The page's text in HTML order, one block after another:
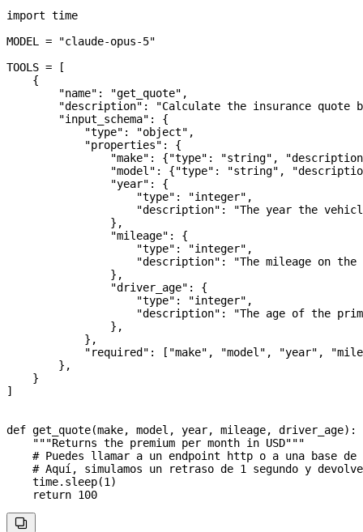
import time
MODEL
= "claude-opus-5"
TOOLS = [
    {
        "name"
: "get_quote" ,
        "description"
:
"Calculate the insurance quote
        "input_schema"
: {
            "type"
: "object" ,
            "properties"
: {
                "make"
: {"type" : "string" ,
                "model"
: {"type" : "string" ,
                "year"
: {
                    "type"
: "integer" ,
                    "description"
:
"The year the
                },
                "mileage"
: {
                    "type"
: "integer" ,
                    "description"
:
"The mileage on
                },
                "driver_age"
: {
                    "type"
: "integer" ,
                    "description"
:
"The age of the
                },
            },
            "required"
: [ "make" , "model" , "year" ,
        },
    }
]
def get_quote(make, model , year, mileage, driver_age):
    """Returns the premium per month in USD"""
# Puedes llamar a un endpoint http o a una base
# Aquí, simulamos un retraso de 1 segundo y
    time.sleep(
1 )
    return
100
